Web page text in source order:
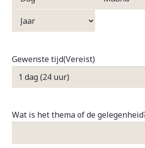
Jaar
Gewenste tijd(Vereist)
Wat is het thema of de